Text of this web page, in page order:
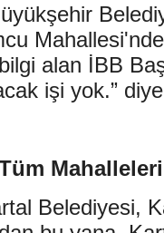
alan İBB
işi yok.”
Tüm
Belediyesi,